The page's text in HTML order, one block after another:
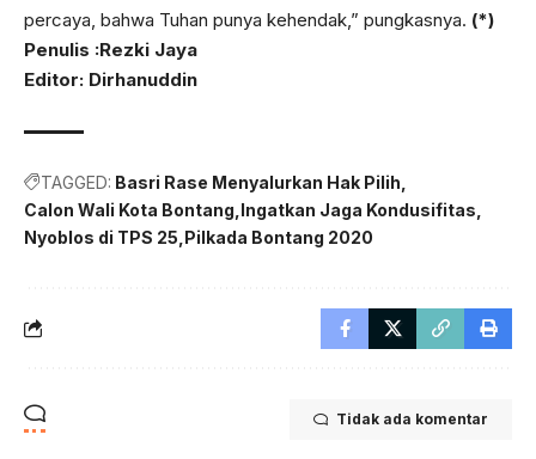
percaya, bahwa Tuhan punya kehendak,” pungkasnya. (*)
Penulis :Rezki Jaya
Editor: Dirhanuddin
TAGGED: Basri Rase Menyalurkan Hak Pilih
Calon Wali Kota Bontang Ingatkan Jaga Kondusifitas
Nyoblos di TPS 25 Pilkada Bontang 2020
Tidak ada komentar